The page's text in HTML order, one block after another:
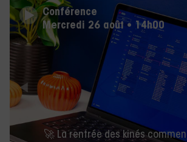
Conférence
Mardi 08 septembre • 12h30
Remettre le mouvement au